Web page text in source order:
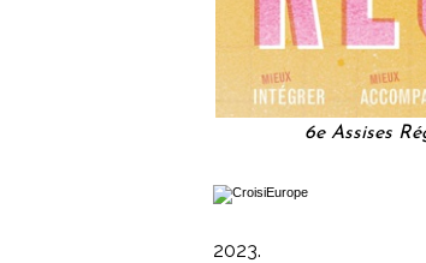
6e Assises
2023.